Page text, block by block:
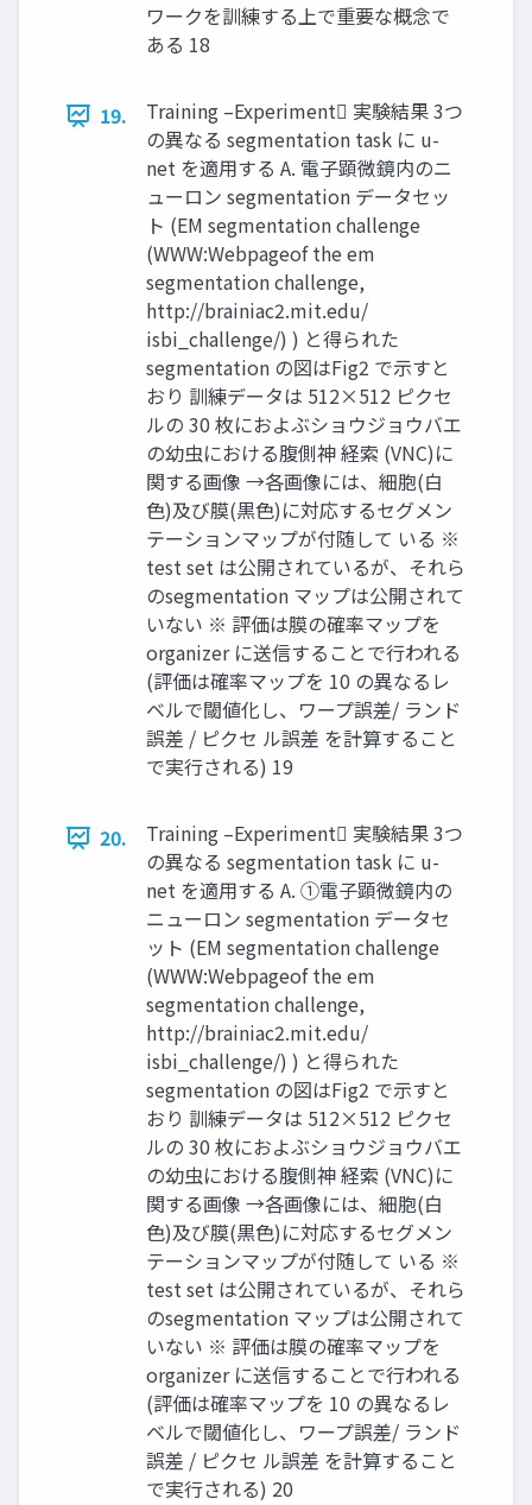
ワークを訓練する上で重要な概念で
ある 18
19.
Training –Experiment 実験結果 3つ
の異なる segmentation task に u-
net を適用する A. 電子顕微鏡内のニ
ューロン segmentation データセッ
ト (EM segmentation challenge
(WWW:Webpageof the em
segmentation challenge,
http://brainiac2.mit.edu/
isbi_challenge/) ) と得られた
segmentation の図はFig2 で示すと
おり 訓練データは 512×512 ピクセ
ルの 30 枚におよぶショウジョウバエ
の幼虫における腹側神 経索 (VNC)に
関する画像 →各画像には、細胞(白
色)及び膜(黒色)に対応するセグメン
テーションマップが付随して いる ※
test set は公開されているが、それら
のsegmentation マップは公開されて
いない ※ 評価は膜の確率マップを
organizer に送信することで行われる
(評価は確率マップを 10 の異なるレ
ベルで閾値化し、ワープ誤差/ ランド
誤差 / ピクセ ル誤差 を計算すること
で実行される) 19
20.
Training –Experiment 実験結果 3つ
の異なる segmentation task に u-
net を適用する A. ①電子顕微鏡内の
ニューロン segmentation データセ
ット (EM segmentation challenge
(WWW:Webpageof the em
segmentation challenge,
http://brainiac2.mit.edu/
isbi_challenge/) ) と得られた
segmentation の図はFig2 で示すと
おり 訓練データは 512×512 ピクセ
ルの 30 枚におよぶショウジョウバエ
の幼虫における腹側神 経索 (VNC)に
関する画像 →各画像には、細胞(白
色)及び膜(黒色)に対応するセグメン
テーションマップが付随して いる ※
test set は公開されているが、それら
のsegmentation マップは公開されて
いない ※ 評価は膜の確率マップを
organizer に送信することで行われる
(評価は確率マップを 10 の異なるレ
ベルで閾値化し、ワープ誤差/ ランド
誤差 / ピクセ ル誤差 を計算すること
で実行される) 20